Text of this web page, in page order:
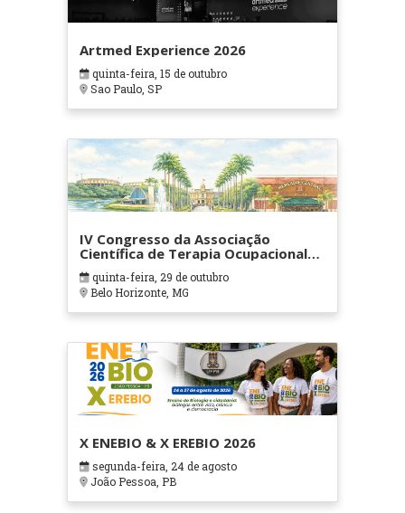
Artmed Experience 2026
quinta-feira, 15 de outubro
Sao Paulo, SP
IV Congresso da Associação
Científica de Terapia Ocupacional
em Contextos Hospitalares e
Cuidados Paliativos - ATOHOSP
quinta-feira, 29 de outubro
Belo Horizonte, MG
X ENEBIO & X EREBIO 2026
segunda-feira, 24 de agosto
João Pessoa, PB